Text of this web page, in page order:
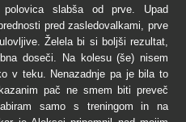
slabša od prve. Upad
pred zasledovalkami, prve
Želela bi si boljši rezultat,
doseči. Na kolesu (še) nisem
v teku. Nenazadnje pa je bila to
pač ne smem biti preveč
samo s treningom in na